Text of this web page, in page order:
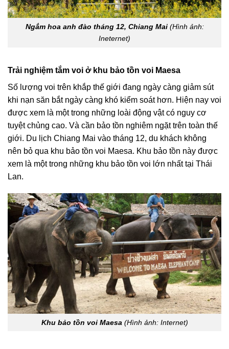
Ngắm hoa anh đào tháng 12, Chiang Mai(Hình ảnh:
Ineternet)
Trải nghiệm tắm voi ở khu bảo tồn voi Maesa
Số lượng voi trên khắp thế giới đang ngày càng giảm sút
khi nạn săn bắt ngày càng khó kiểm soát hơn. Hiện nay voi
được xem là một trong những loài động vật có nguy cơ
tuyệt chủng cao. Và cần bảo tồn nghiêm ngặt trên toàn thế
giới. Du lịch Chiang Mai vào tháng 12, du khách không
nên bỏ qua khu bảo tồn voi Maesa. Khu bảo tồn này được
xem là một trong những khu bảo tồn voi lớn nhất tại Thái
Lan.
Khu bảo tồn voi Maesa (Hình ảnh: Internet)